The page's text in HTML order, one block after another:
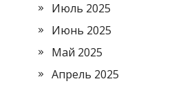
Июль 2025
Июнь 2025
Май 2025
Апрель 2025